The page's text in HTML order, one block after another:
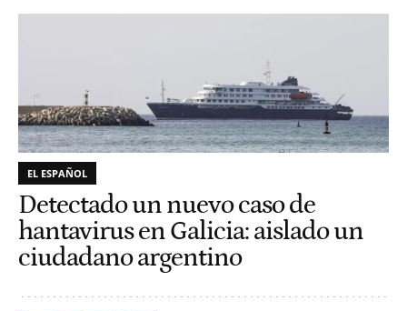
EL ESPAÑOL
Detectado un nuevo caso de
hantavirus en Galicia: aislado un
ciudadano argentino